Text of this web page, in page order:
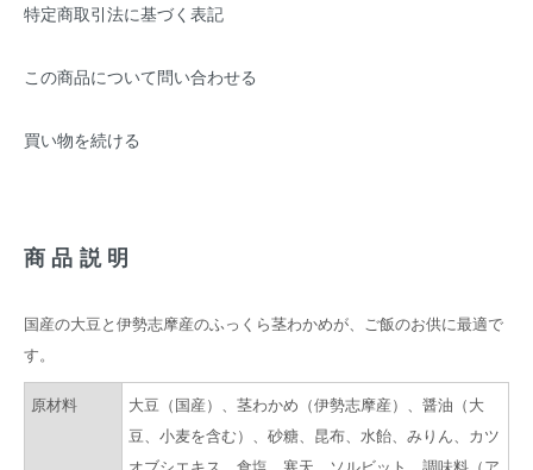
特定商取引法に基づく表記
この商品について問い合わせる
買い物を続ける
商品説明
国産の大豆と伊勢志摩産のふっくら茎わかめが、ご飯のお供に最適で
す。
原材料
大豆（国産）、茎わかめ（伊勢志摩産）、醤油（大
豆、小麦を含む）、砂糖、昆布、水飴、みりん、カツ